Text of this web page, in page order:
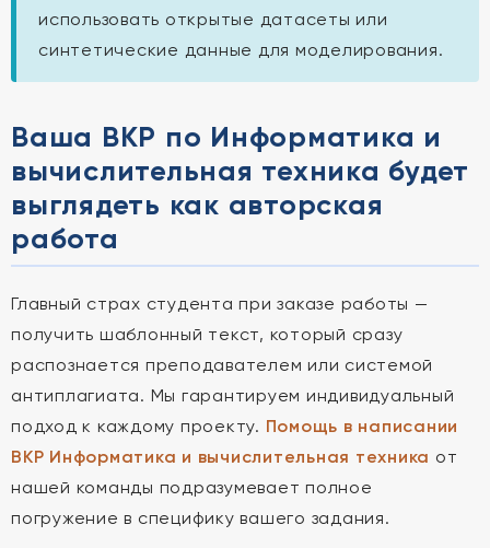
использовать открытые датасеты или
синтетические данные для моделирования.
Ваша ВКР по Информатика и
вычислительная техника будет
выглядеть как авторская
работа
Главный страх студента при заказе работы —
получить шаблонный текст, который сразу
распознается преподавателем или системой
антиплагиата. Мы гарантируем индивидуальный
подход к каждому проекту. Помощь в написании
ВКР Информатика и вычислительная техника от
нашей команды подразумевает полное
погружение в специфику вашего задания.